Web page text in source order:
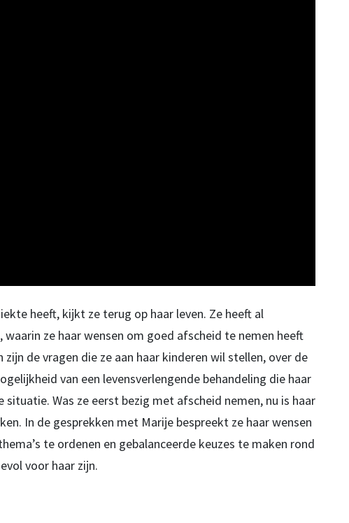
heeft, kijkt ze terug op haar leven. Ze heeft al
ze haar wensen om goed afscheid te nemen heeft
de vragen die ze aan haar kinderen wil stellen, over de
van een levensverlengende behandeling die haar
Was ze eerst bezig met afscheid nemen, nu is haar
In de gesprekken met Marije bespreekt ze haar wensen
te ordenen en gebalanceerde keuzes te maken rond
voor haar zijn.